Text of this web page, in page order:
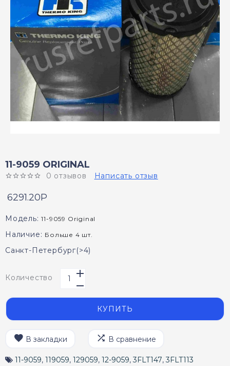
11-9059 ORIGINAL
0 отзывов Написать отзыв
6291.20P
Модель: 11-9059 Original
Наличие: Больше 4 шт.
Санкт-Петербург(>4)
Количество
КУПИТЬ
В закладки В сравнение
11-9059, 119059, 129059, 12-9059,3FLT147,3FLT113